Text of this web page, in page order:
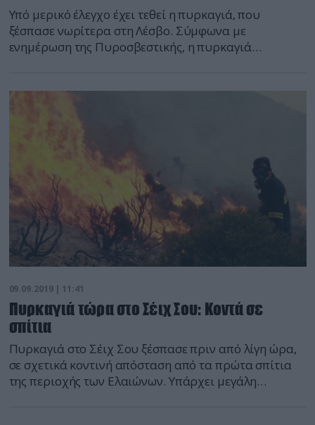
Υπό μερικό έλεγχο έχει τεθεί η πυρκαγιά, που
ξέσπασε νωρίτερα στη Λέσβο. Σύμφωνα με
ενημέρωση της Πυροσβεστικής, η πυρκαγιά
κινητοποιήθηκαν 16 πυροσβέστες με 5 οχήματα, ενώ
09.09.2019 | 11:41
Πυρκαγιά τώρα στο Σέιχ Σου: Κοντά σε
σπίτια
Πυρκαγιά στο Σέιχ Σου ξέσπασε πριν από λίγη ώρα,
σε σχετικά κοντινή απόσταση από τα πρώτα σπίτια
της περιοχής των Ελαιώνων. Υπάρχει μεγάλη